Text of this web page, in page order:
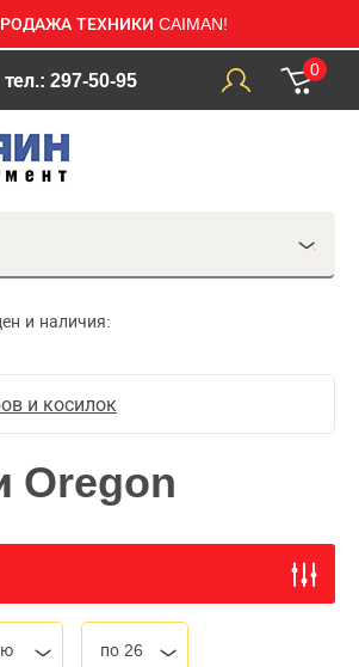
ТЕХНИКИ CAIMAN!
тел.: 297-50-95
0
и наличия:
и косилок
Oregon
по 26